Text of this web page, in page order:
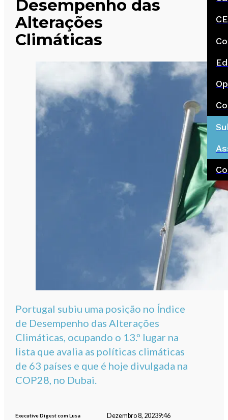
Desempenho das
Alterações
Climáticas
Portugal subiu uma posição no Índice
de Desempenho das Alterações
Climáticas, ocupando o 13.º lugar na
lista que avalia as políticas climáticas
de 63 países e que é hoje divulgada na
COP28, no Dubai.
Executive Digest com Lusa Dezembro 8, 20239:46